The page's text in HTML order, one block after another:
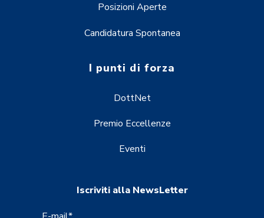
Posizioni Aperte
Candidatura Spontanea
I punti di forza
DottNet
Premio Eccellenze
Eventi
Iscriviti alla NewsLetter